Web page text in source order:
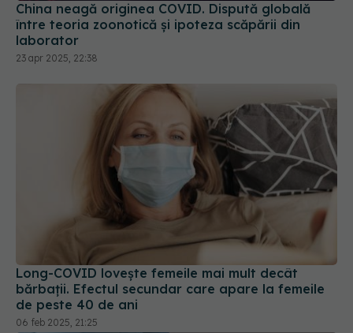
China neagă originea COVID. Dispută globală
între teoria zoonotică și ipoteza scăpării din
laborator
23 apr 2025, 22:38
Long-COVID lovește femeile mai mult decât
bărbații. Efectul secundar care apare la femeile
de peste 40 de ani
06 feb 2025, 21:25